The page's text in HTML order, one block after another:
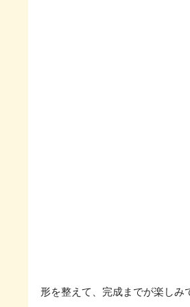
形を整えて、完成までが楽しみ